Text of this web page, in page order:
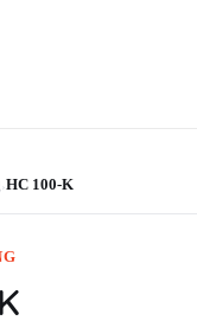
›HC 100-K